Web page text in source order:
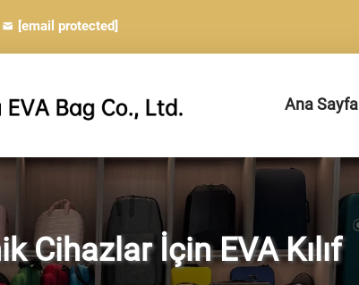
[email protected]
Ana Sayfa
Cihazlar İçin EVA Kılıf